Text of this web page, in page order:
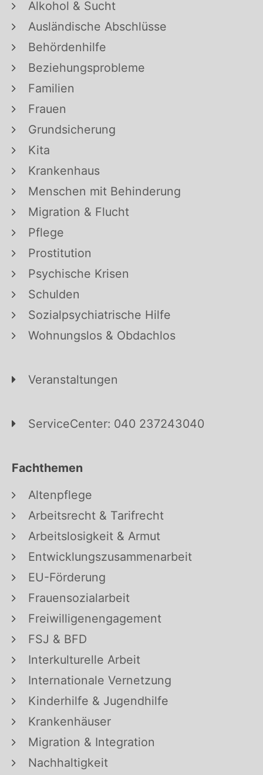
Alkohol & Sucht
Ausländische Abschlüsse
Behördenhilfe
Beziehungsprobleme
Familien
Frauen
Grundsicherung
Kita
Krankenhaus
Menschen mit Behinderung
Migration & Flucht
Pflege
Prostitution
Psychische Krisen
Schulden
Sozialpsychiatrische Hilfe
Wohnungslos & Obdachlos
Veranstaltungen
ServiceCenter: 040 237243040
Fachthemen
Altenpflege
Arbeitsrecht & Tarifrecht
Arbeitslosigkeit & Armut
Entwicklungszusammenarbeit
EU-Förderung
Frauensozialarbeit
Freiwilligenengagement
FSJ & BFD
Interkulturelle Arbeit
Internationale Vernetzung
Kinderhilfe & Jugendhilfe
Krankenhäuser
Migration & Integration
Nachhaltigkeit